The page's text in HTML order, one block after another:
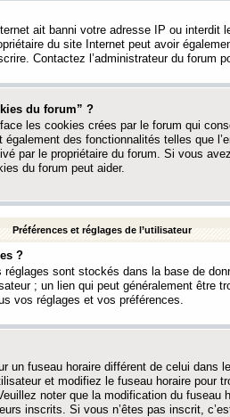
ait banni votre adresse IP ou interdit
du site Internet peut avoir
Contactez l’administrateur du forum
du forum” ?
les cookies crées par le forum qui
des fonctionnalités telles que
par le propriétaire du forum. Si vous
du forum peut aider.
Préférences et réglages de l’utilisateur
?
sont stockés dans la base de
; un lien qui peut généralement être
vos réglages et vos préférences.
un fuseau horaire différent de celui dans
et modifiez le fuseau horaire pour
noter que la modification du fuseau
inscrits. Si vous n’êtes pas inscrit,